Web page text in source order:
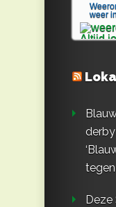
weer
tegen
Deze